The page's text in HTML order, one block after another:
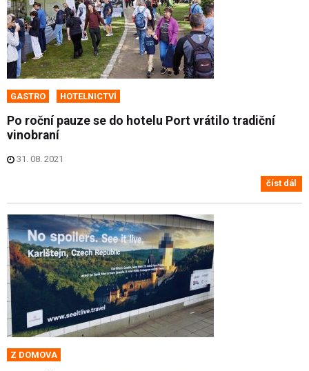
GASTRO HOTELNICTVÍ
Po roční pauze se do hotelu Port vrátilo tradiční
vinobraní
31. 08. 2021
číst dál
Z DOMOVA